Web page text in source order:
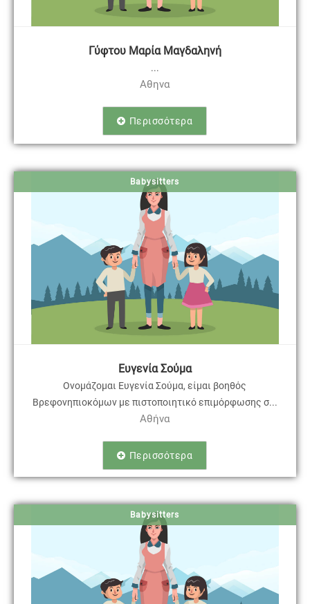
Γύφτου Μαρία Μαγδαληνή
...
Αθηνα
Περισσότερα
Babysitters
Ευγενία Σούμα
Ονομάζομαι Ευγενία Σούμα, είμαι βοηθός
Βρεφονηπιοκόμων με πιστοποιητικό επιμόρφωσης σ...
Αθήνα
Περισσότερα
Babysitters